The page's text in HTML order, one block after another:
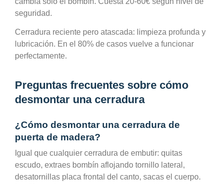
seguridad.
Cerradura reciente pero atascada: limpieza profunda y
lubricación. En el 80% de casos vuelve a funcionar
perfectamente.
Preguntas frecuentes sobre cómo
desmontar una cerradura
¿Cómo desmontar una cerradura de
puerta de madera?
Igual que cualquier cerradura de embutir: quitas
escudo, extraes bombín aflojando tornillo lateral,
desatornillas placa frontal del canto, sacas el cuerpo.